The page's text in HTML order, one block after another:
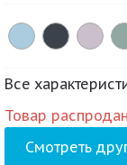
Все
Товар
Смотреть